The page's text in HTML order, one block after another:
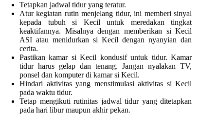
Tetapkan jadwal tidur yang teratur.
Atur kegiatan rutin menjelang tidur, ini memberi sinyal
kepada tubuh si Kecil untuk meredakan tingkat
keaktifannya. Misalnya dengan memberikan si Kecil
ASI atau menidurkan si Kecil dengan nyanyian dan
cerita.
Pastikan kamar si Kecil kondusif untuk tidur. Kamar
tidur harus gelap dan tenang. Jangan nyalakan TV,
ponsel dan komputer di kamar si Kecil.
Hindari aktivitas yang menstimulasi aktivitas si Kecil
pada waktu tidur.
Tetap mengikuti rutinitas jadwal tidur yang ditetapkan
pada hari libur maupun akhir pekan.